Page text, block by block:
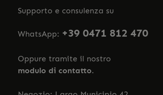
Supporto e consulenza su
WhatsApp: +39 0471 812 470
Oppure tramite il nostro
modulo di contatto.